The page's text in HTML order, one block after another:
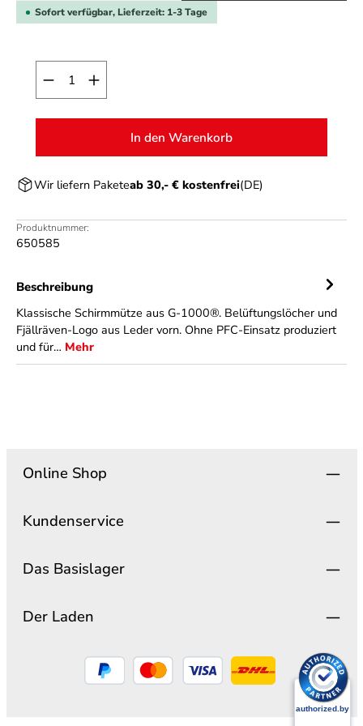
Sofort verfügbar, Lieferzeit: 1-3 Tage
Produkt Anzahl: Gib den gewünschten Wert
In den Warenkorb
Wir liefern Paketeab 30,- € kostenfrei(DE)
Produktnummer:
650585
Beschreibung
Klassische Schirmmütze aus G-1000®. Belüftungslöcher und
Fjällräven-Logo aus Leder vorn. Ohne PFC-Einsatz produziert
und für… Mehr
Online Shop
Kundenservice
Das Basislager
Der Laden